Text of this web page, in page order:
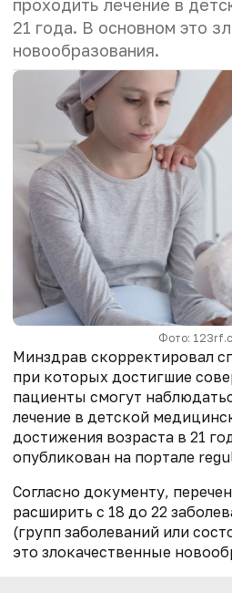
проходить лечение в
21 года. В основном это
новообразования.
Фото:
Минздрав скорректировал
при которых достигшие
пациенты смогут
лечение в детской
достижения возраста в 21
опубликован на портале
Согласно документу,
расширить с 18 до 22
(групп заболеваний или
это злокачественные